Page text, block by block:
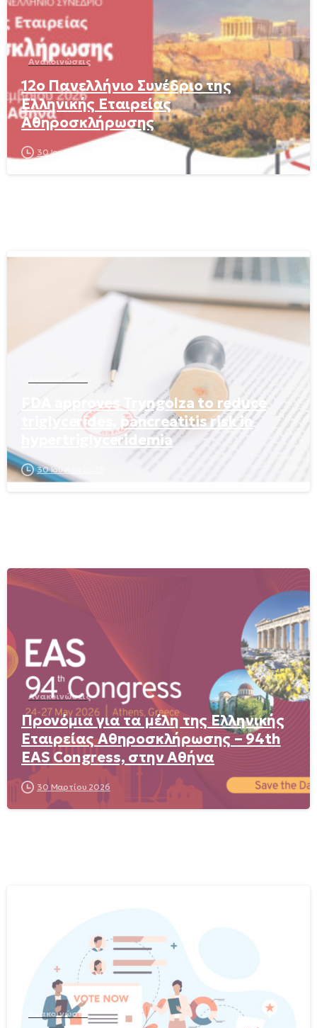
Ανακοινώσεις
12ο Πανελλήνιο Συνέδριο της
Ελληνικής Εταιρείας
Αθηροσκλήρωσης
30 Ιουνίου 2026
FDA approves Tryngolza to reduce
triglycerides, pancreatitis risk in
hypertriglyceridemia
30 Ιουνίου 2026
Ανακοινώσεις
Προνόμια για τα μέλη της Ελληνικής
Εταιρείας Αθηροσκλήρωσης – 94th
EAS Congress, στην Αθήνα
30 Μαρτίου 2026
Ανακοινώσεις